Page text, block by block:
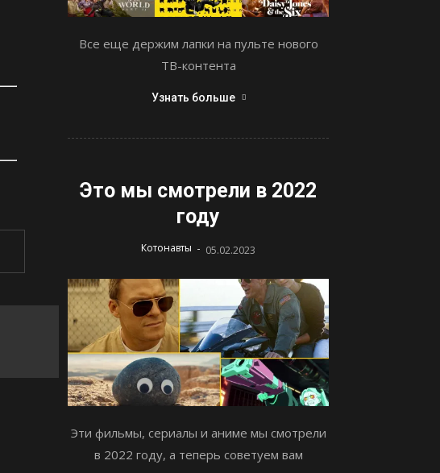
Все еще держим лапки на пульте нового
ТВ-контента
Узнать больше
Это мы смотрели в 2022
году
Котонавты - 05.02.2023
Эти фильмы, сериалы и аниме мы смотрели
в 2022 году, а теперь советуем вам